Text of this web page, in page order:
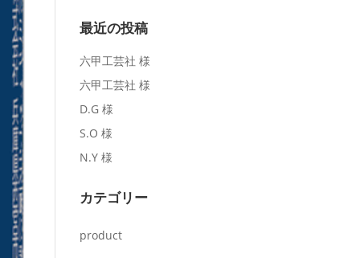
最近の投稿
六甲工芸社 様
六甲工芸社 様
D.G 様
S.O 様
N.Y 様
カテゴリー
product